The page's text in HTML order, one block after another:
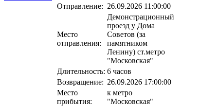
Отправление: 26.09.2026 11:00:00
Место
отправления:
Демонстрационный
проезд у Дома
Советов (за
памятником
Ленину) ст.метро
"Московская"
Длительность: 6 часов
Возвращение: 26.09.2026 17:00:00
Место
прибытия:
к метро
"Московская"